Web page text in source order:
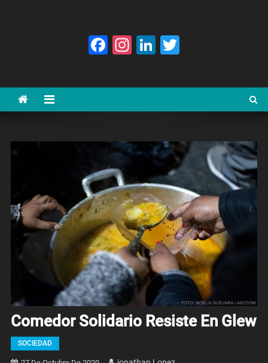
Facebook
Instagram
LinkedIn
Comedor Solidario Resiste En Glew
SOCIEDAD